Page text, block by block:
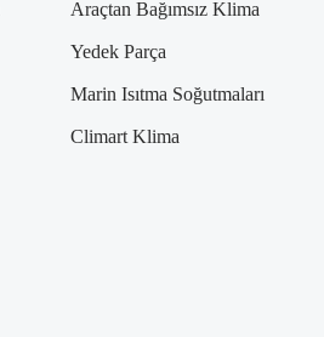
Araçtan Bağımsız Klima
Yedek Parça
Marin Isıtma Soğutmaları
Climart Klima